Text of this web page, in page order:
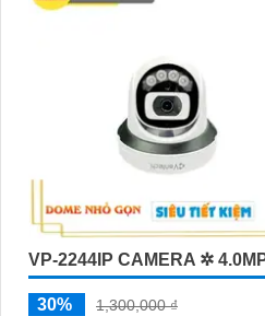
VP-2244IP CAMERA ✲
30%
1,300,000 ₫